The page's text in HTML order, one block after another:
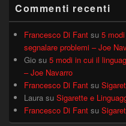
Commenti recenti
Francesco Di Fant su 5
segnalare problemi – Joe
Gio su 5 modi in cui il
– Joe Navarro
Francesco Di Fant su
Laura su Sigarette e
Francesco Di Fant su